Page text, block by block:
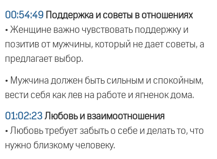
00:54:49 Поддержка и советы в отношениях
• Женщине важно чувствовать поддержку и
позитив от мужчины, который не дает советы, а
предлагает выбор.
• Мужчина должен быть сильным и спокойным,
вести себя как лев на работе и ягненок дома.
01:02:23 Любовь и взаимоотношения
• Любовь требует забыть о себе и делать то, что
нужно близкому человеку.